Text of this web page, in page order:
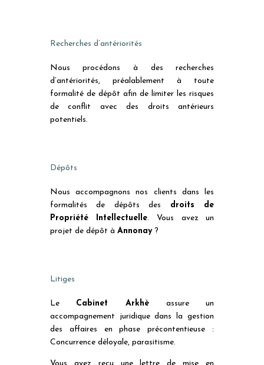
Recherches d’antériorités
Nous procédons à des recherches
d’antériorités, préalablement à toute
formalité de dépôt afin de limiter les risques
de conflit avec des droits antérieurs
potentiels.
Dépôts
Nous accompagnons nos clients dans les
formalités de dépôts des droits de
Propriété Intellectuelle. Vous avez un
projet de dépôt à Annonay?
Litiges
Le Cabinet Arkhè assure un
accompagnement juridique dans la gestion
des affaires en phase précontentieuse :
Concurrence déloyale, parasitisme.